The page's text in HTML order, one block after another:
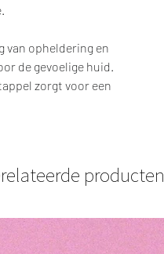
van opheldering en
de gevoelige huid.
zorgt voor een
producten